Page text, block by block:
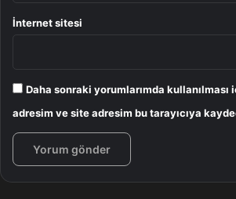
İnternet sitesi
Daha sonraki yorumlarımda kullanılması
adresim ve site adresim bu tarayıcıya